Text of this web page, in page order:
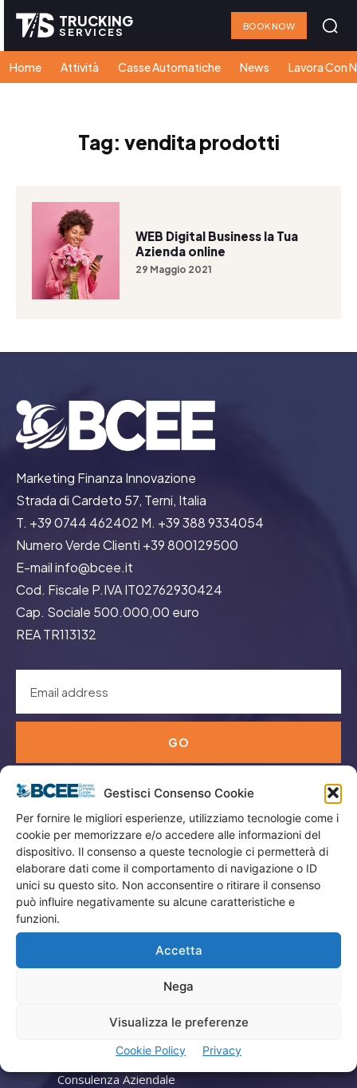
Gestisci Consenso Cookie
Per fornire le migliori esperienze, utilizziamo tecnologie come i
cookie per memorizzare e/o accedere alle informazioni del
dispositivo. Il consenso a queste tecnologie ci permetterà di
elaborare dati come il comportamento di navigazione o ID
unici su questo sito. Non acconsentire o ritirare il consenso
può influire negativamente su alcune caratteristiche e
funzioni.
Accetta
Nega
Visualizza le preferenze
Cookie Policy Privacy
TRUCKING
SERVICES BOOK NOW
Home Attività Casse Automatiche News Lavora Con
Tag: vendita prodotti
WEB Digital Business la Tua
Azienda online
29 Maggio 2021
Marketing Finanza Innovazione
Strada di Cardeto 57, Terni, Italia
T. +39 0744 462402 M. +39 388 9334054
Numero Verde Clienti +39 800129500
E-mail info@bcee.it
Cod. Fiscale P.IVA IT02762930424
Cap. Sociale 500.000,00 euro
REA TR113132
GO
Menù
Privacy
Termini Utilizzo
Iscrizione Newsletter
Cookie Policy (UE)
Consulenza Aziendale